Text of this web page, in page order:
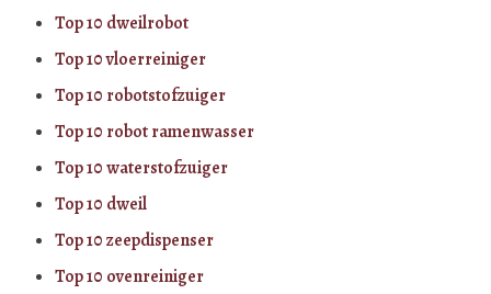
Top 10 dweilrobot
Top 10 vloerreiniger
Top 10 robotstofzuiger
Top 10 robot ramenwasser
Top 10 waterstofzuiger
Top 10 dweil
Top 10 zeepdispenser
Top 10 ovenreiniger